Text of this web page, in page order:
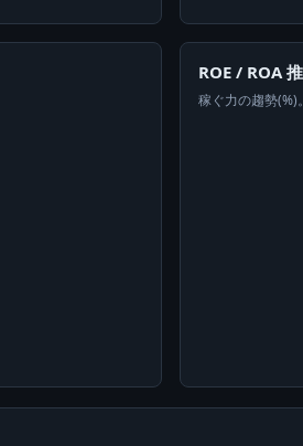
ROE / ROA
稼ぐ力の趨勢(%)